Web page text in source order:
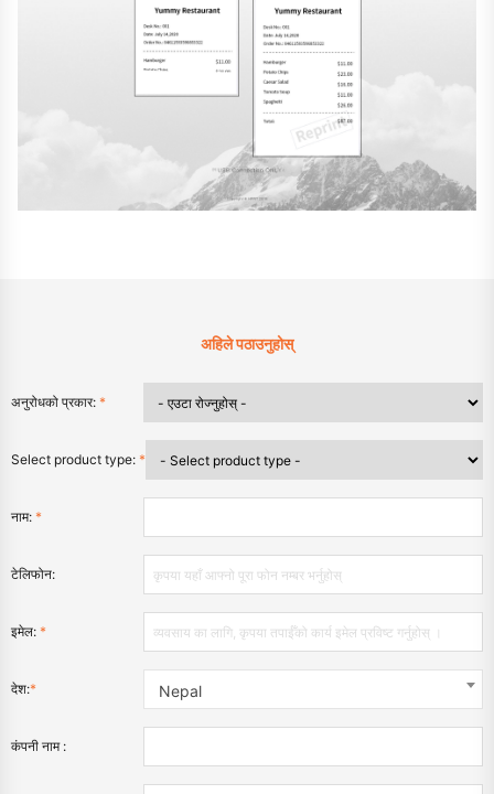
अहिले पठाउनुहोस्
अनुरोधको प्रकार: *
Select product type: *
नाम: *
टेलिफोन:
इमेल: *
देश:* Nepal
कंपनी नाम :